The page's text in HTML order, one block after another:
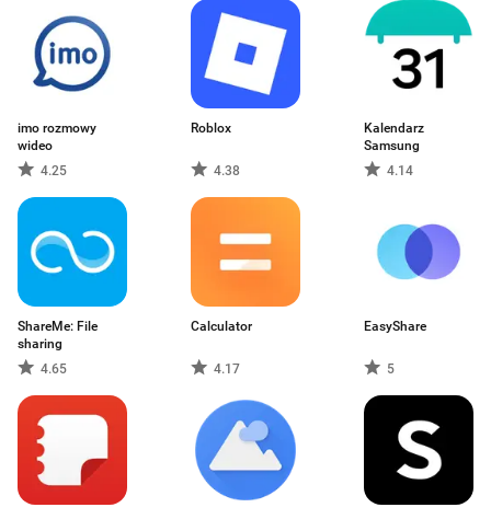
imo rozmowy
wideo
4.25
Roblox
4.38
Kalendarz
Samsung
4.14
ShareMe: File
sharing
4.65
Calculator
4.17
EasyShare
5